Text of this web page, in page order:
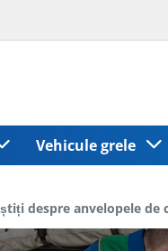
Vehicule grele
despre anvelopele de